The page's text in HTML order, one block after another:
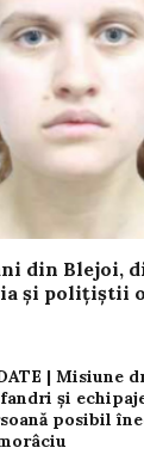
din Blejoi,
și polițiștii
| Misiune
și
posibil